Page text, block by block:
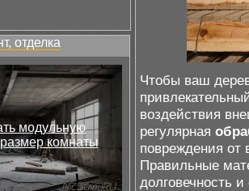
отделка
модульную
комнаты
Чтобы ваш
воздействия
регулярная
повреждения от
Правильные
долговечность